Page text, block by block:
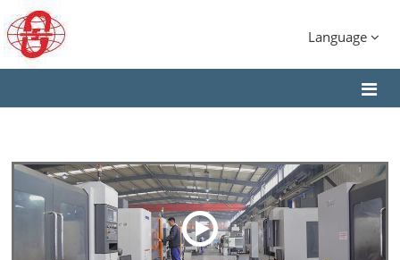
Language